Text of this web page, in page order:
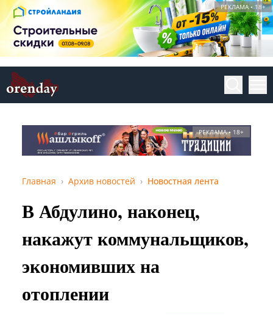
РЕКЛАМА • 18+
РЕКЛАМА • 18+
Главная Архив новостей Новостная лента
В Абдулино, наконец,
накажут коммунальщиков,
экономивших на
отоплении